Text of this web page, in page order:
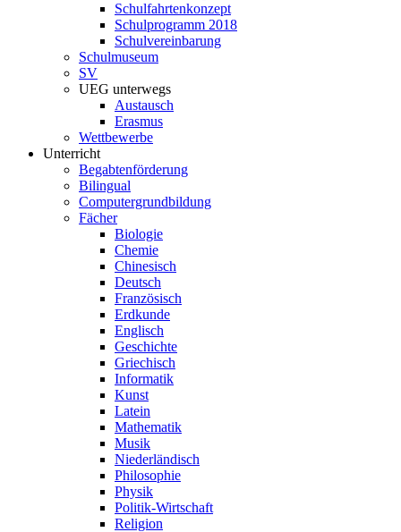
Schulfahrtenkonzept
Schulprogramm 2018
Schulvereinbarung
Schulmuseum
SV
UEG unterwegs
Austausch
Erasmus
Wettbewerbe
Unterricht
Begabtenförderung
Bilingual
Computergrundbildung
Fächer
Biologie
Chemie
Chinesisch
Deutsch
Französisch
Erdkunde
Englisch
Geschichte
Griechisch
Informatik
Kunst
Latein
Mathematik
Musik
Niederländisch
Philosophie
Physik
Politik-Wirtschaft
Religion